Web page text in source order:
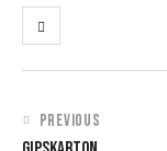
PREVIOUS